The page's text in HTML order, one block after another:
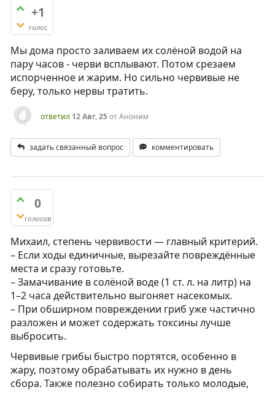
+1
голос
Мы дома просто заливаем их солёной водой на
пару часов - черви всплывают. Потом срезаем
испорченное и жарим. Но сильно червивые не
беру, только нервы тратить.
ответил 12 Авг, 25отАноним
задать связанный вопрос комментировать
0
голосов
Михаил, степень червивости — главный критерий.
– Если ходы единичные, вырезайте повреждённые
места и сразу готовьте.
– Замачивание в солёной воде (1 ст. л. на литр) на
1–2 часа действительно выгоняет насекомых.
– При обширном повреждении гриб уже частично
разложен и может содержать токсины лучше
выбросить.
Червивые грибы быстро портятся, особенно в
жару, поэтому обрабатывать их нужно в день
сбора. Также полезно собирать только молодые,